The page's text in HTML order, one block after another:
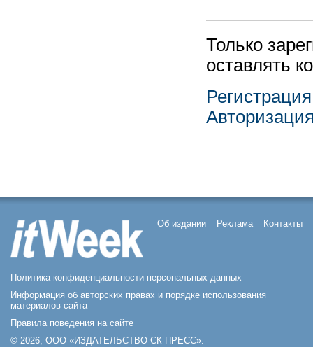
Только
оставлять
Регистрация
Об издании Реклама Контакты
Политика конфиденциальности персональных данных
Информация об авторских правах и порядке использования
материалов сайта
Правила поведения на сайте
© 2026, ООО «ИЗДАТЕЛЬСТВО СК ПРЕСС».